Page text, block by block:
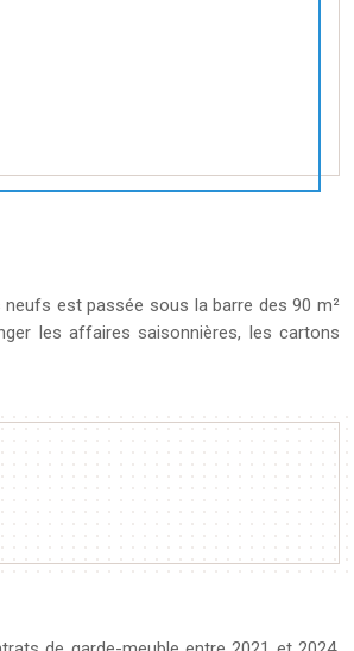
est passée sous la barre des 90 m²
les affaires saisonnières, les cartons